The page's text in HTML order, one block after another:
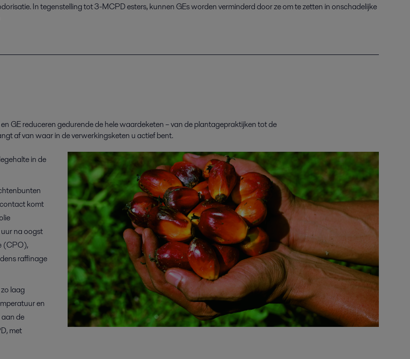
In tegenstelling tot 3-MCPD esters,kunnen GEs worden verminderddoor ze om te zetten in onschadelijke
en GE reduceren gedurende de hele waardeketen –van de plantagepraktijkentot de
af van waar in de verwerkingsketen u actief bent.
in de
komt
na oogst
(CPO),
raffinage
laag
en
de
met